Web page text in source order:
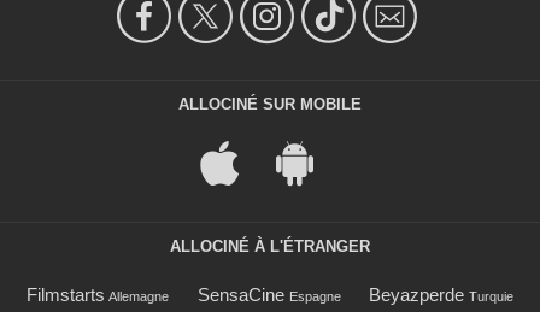
ALLOCINÉ SUR MOBILE
ALLOCINÉ À L'ÉTRANGER
Filmstarts Allemagne SensaCine Espagne Beyazperde Turquie